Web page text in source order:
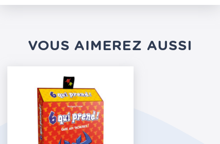
VOUS AIMEREZ AUSSI